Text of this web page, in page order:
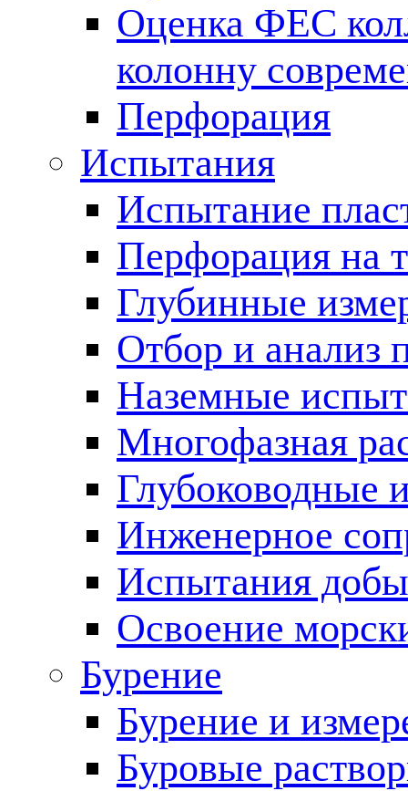
Оценка ФЕС
колонну
Перфорация
Испытания
Испытание
Перфорация на
Глубинные
Отбор и анализ
Наземные
Многофазная
Глубоководные
Инженерное
Испытания
Освоение
Бурение
Бурение и
Буровые